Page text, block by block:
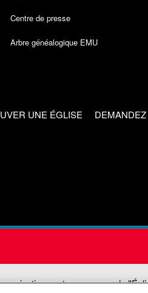
Centre de presse
Arbre généalogique EMU
UNE ÉGLISE DEMANDEZ
est une agence de